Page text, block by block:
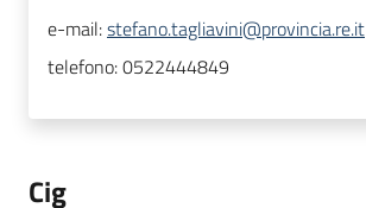
e-mail:stefano.tagliavini@provincia.re.it
telefono:0522444849
Cig